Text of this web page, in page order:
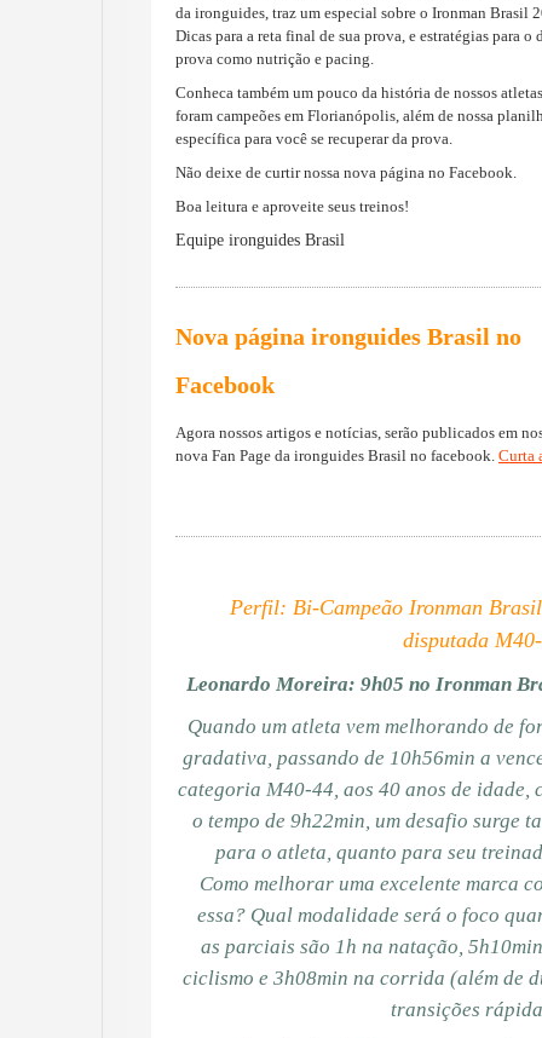
da ironguides, traz um especial sobre o Ironman Brasil
Dicas para a reta final de sua prova, e estratégias para o
prova como nutrição e pacing.
Conheca também um pouco da história de nossos
foram campeões em Florianópolis, além de nossa
específica para você se recuperar da prova.
Não deixe de curtir nossa nova página no Facebook.
Boa leitura e aproveite seus treinos!
Equipe ironguides Brasil
Nova página ironguides Brasil no
Facebook
Agora nossos artigos e notícias, serão publicados em
nova Fan Page da ironguides Brasil no facebook. Curta
Perfil: Bi-Campeão Ironman
disputada
Leonardo Moreira: 9h05 no Ironman
Quando um atleta vem melhorando de
gradativa, passando de 10h56min a
categoria M40-44, aos 40 anos de idade,
o tempo de 9h22min, um desafio surge
para o atleta, quanto para seu
Como melhorar uma excelente marca
essa? Qual modalidade será o foco
as parciais são 1h na natação,
ciclismo e 3h08min na corrida (além de
transições